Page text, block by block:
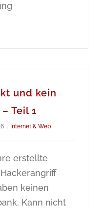
und kein
Teil 1
Internet & Web
erstellte
keinen
Kann nicht